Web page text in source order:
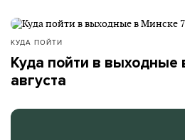
КУДА ПОЙТИ
Куда пойти в выходные
августа